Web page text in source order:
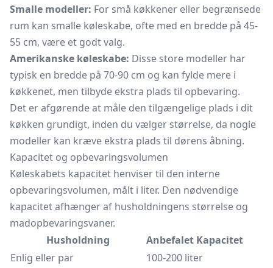
Smalle modeller: For små køkkener eller begrænsede
rum kan smalle køleskabe, ofte med en bredde på 45-
55 cm, være et godt valg.
Amerikanske køleskabe: Disse store modeller har
typisk en bredde på 70-90 cm og kan fylde mere i
køkkenet, men tilbyde ekstra plads til opbevaring.
Det er afgørende at måle den tilgængelige plads i dit
køkken grundigt, inden du vælger størrelse, da nogle
modeller kan kræve ekstra plads til dørens åbning.
Kapacitet og opbevaringsvolumen
Køleskabets kapacitet henviser til den interne
opbevaringsvolumen, målt i liter. Den nødvendige
kapacitet afhænger af husholdningens størrelse og
madopbevaringsvaner.
Husholdning
Anbefalet Kapacitet
Enlig eller par
100-200 liter